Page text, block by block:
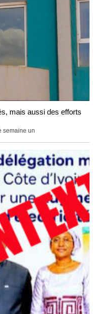
mais aussi des efforts
semaine un